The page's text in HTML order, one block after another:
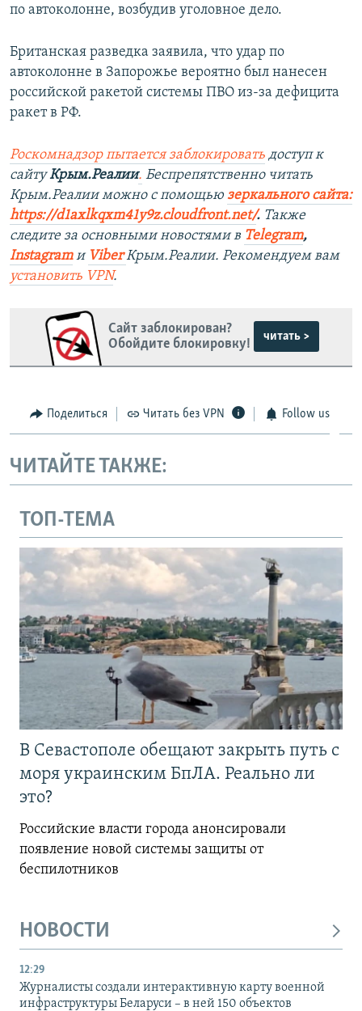
по автоколонне, возбудив уголовное дело.
Британская разведка заявила, что удар по
автоколонне в Запорожье вероятно был нанесен
российской ракетой системы ПВО из-за дефицита
ракет в РФ.
Роскомнадзор пытается заблокировать доступ к
сайтуКрым.Реалии. Беспрепятственно читать
Крым.Реалии можно с помощью зеркального сайта:
https://d1axlkqxm41y9z.cloudfront.net/. ​ Также
следите за основными новостями в Telegram,
Instagram и ViberКрым.Реалии. Рекомендуем вам
установить VPN.
Сайт заблокирован?
Обойдите блокировку!
читать >
Поделиться Читать без VPN Follow us
ЧИТАЙТЕ ТАКЖЕ:
ТОП-ТЕМА
В Севастополе обещают закрыть путь с
моря украинским БпЛА. Реально ли
это?
Российские власти города анонсировали
появление новой системы защиты от
беспилотников
НОВОСТИ
12:29
Журналисты создали интерактивную карту военной
инфраструктуры Беларуси – в ней 150 объектов